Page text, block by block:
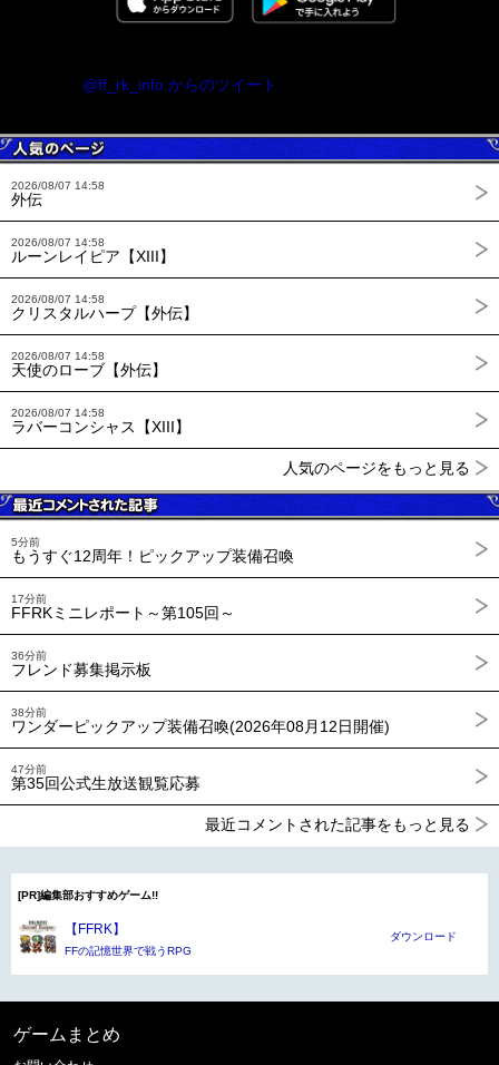
@ff_rk_info からのツイート
2026/08/07 14:58
外伝
2026/08/07 14:58
ルーンレイピア【XIII】
2026/08/07 14:58
クリスタルハープ【外伝】
2026/08/07 14:58
天使のローブ【外伝】
2026/08/07 14:58
ラバーコンシャス【XIII】
人気のページをもっと見る
5分前
もうすぐ12周年！ピックアップ装備召喚
17分前
FFRKミニレポート～第105回～
36分前
フレンド募集掲示板
38分前
ワンダーピックアップ装備召喚(2026年08月12日開催)
47分前
第35回公式生放送観覧応募
最近コメントされた記事をもっと見る
[PR]編集部おすすめゲーム!!
【FFRK】
FFの記憶世界で戦うRPG
ダウンロード
ゲームまとめ